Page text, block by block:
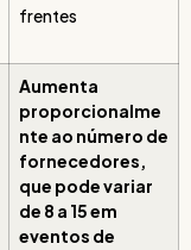
frentes
Aumenta
proporcionalme
nte ao número de
fornecedores,
que pode variar
de 8 a 15 em
eventos de